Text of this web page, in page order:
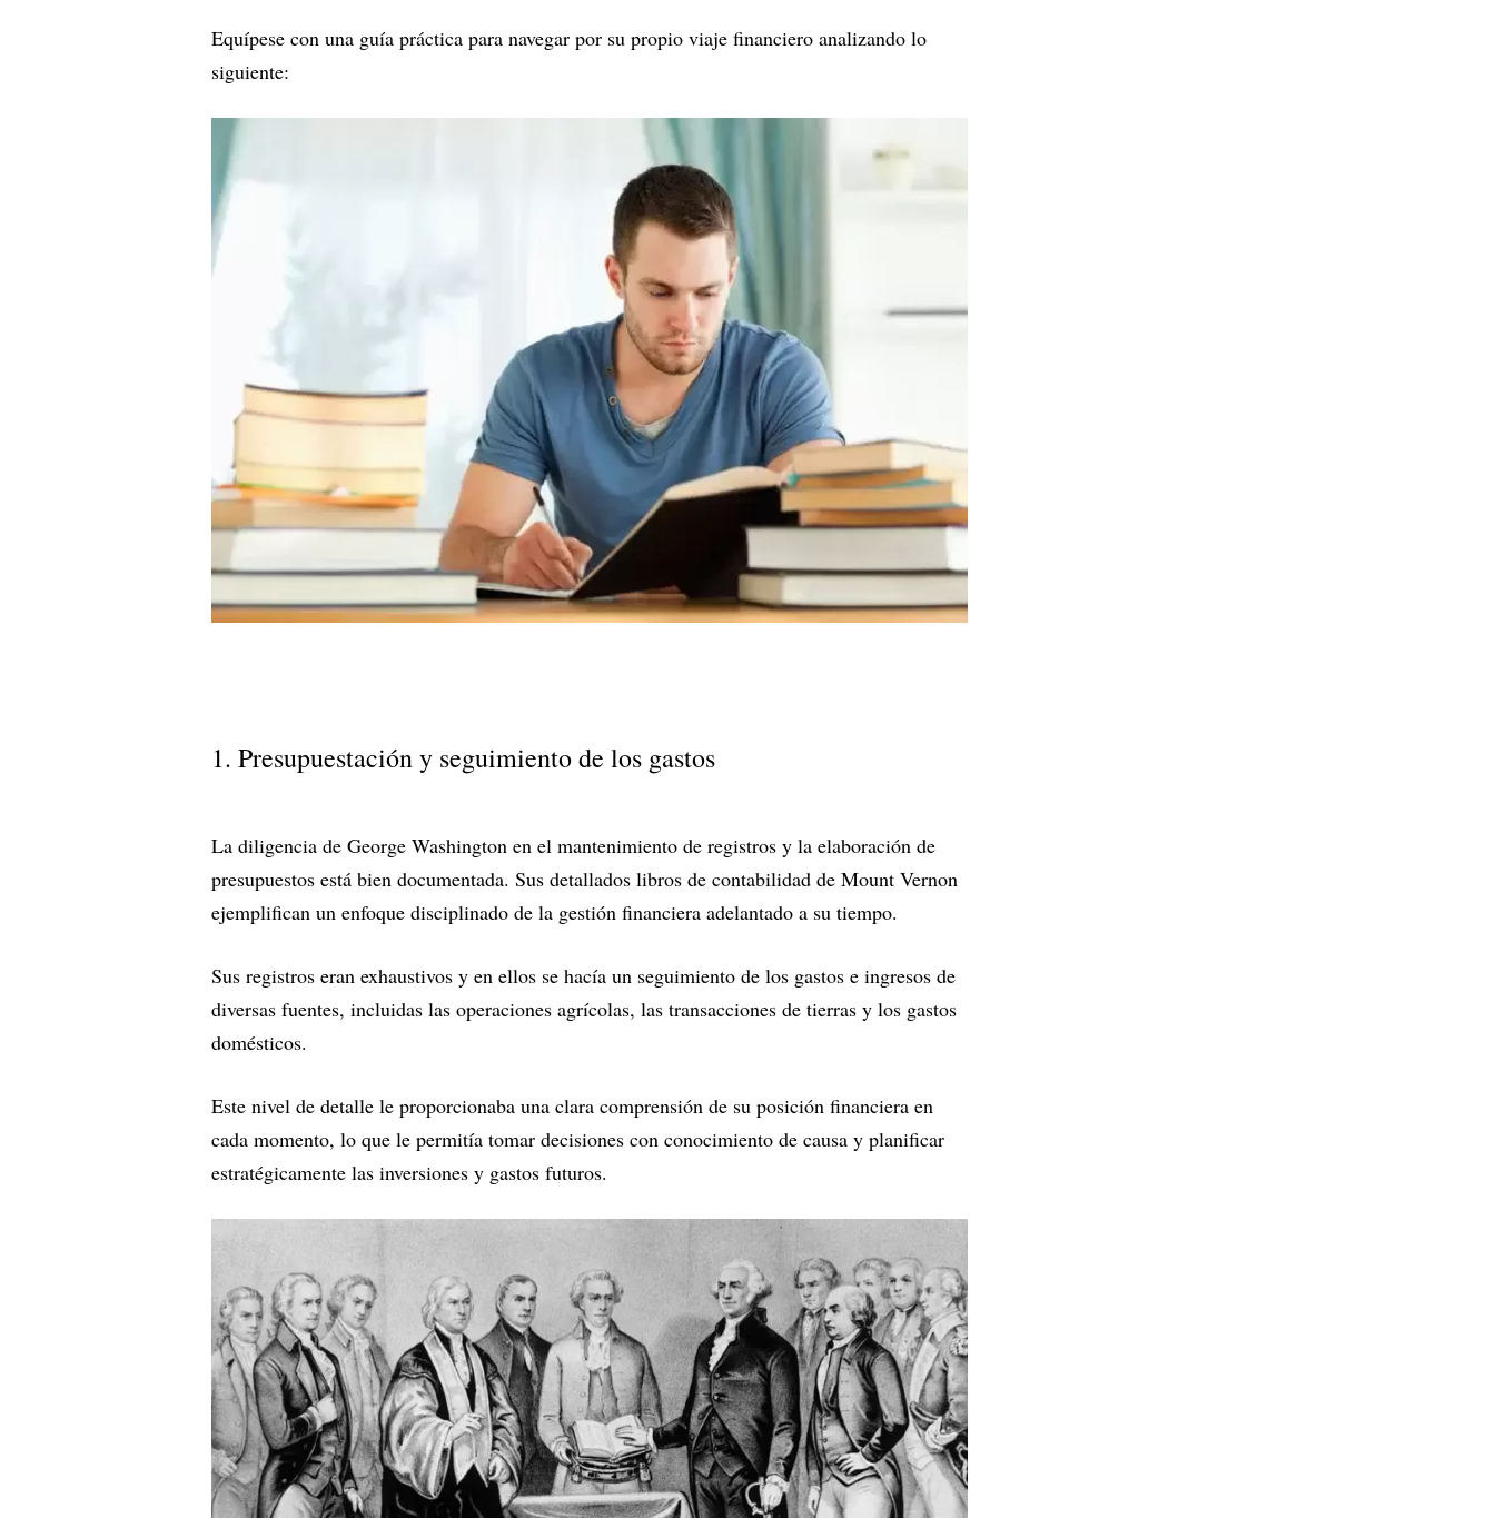
Equípese con una guía práctica para navegar por su propio viaje financiero analizando lo
siguiente:
1. Presupuestación y seguimiento de los gastos
La diligencia de George Washington en el mantenimiento de registros y la elaboración de
presupuestos está bien documentada. Sus detallados libros de contabilidad de Mount Vernon
ejemplifican un enfoque disciplinado de la gestión financiera adelantado a su tiempo.
Sus registros eran exhaustivos y en ellos se hacía un seguimiento de los gastos e ingresos de
diversas fuentes, incluidas las operaciones agrícolas, las transacciones de tierras y los gastos
domésticos.
Este nivel de detalle le proporcionaba una clara comprensión de su posición financiera en
cada momento, lo que le permitía tomar decisiones con conocimiento de causa y planificar
estratégicamente las inversiones y gastos futuros.